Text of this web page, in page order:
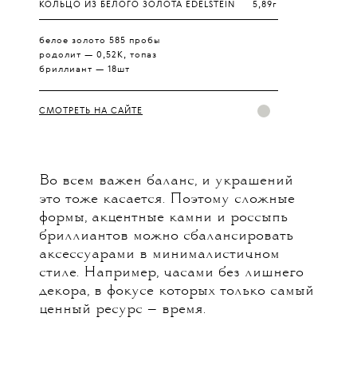
КОЛЬЦО ИЗ БЕЛОГО ЗОЛОТА EDELSTEIN 5,89г
белое золото 585 пробы
родолит — 0,52К, топаз
бриллиант — 18шт
СМОТРЕТЬ НА САЙТЕ
Во всем важен баланс, и украшений
это тоже касается. Поэтому сложные
формы, акцентные камни и россыпь
бриллиантов можно сбалансировать
аксессуарами в минималистичном
стиле. Например, часами без лишнего
декора, в фокусе которых только самый
ценный ресурс — время.